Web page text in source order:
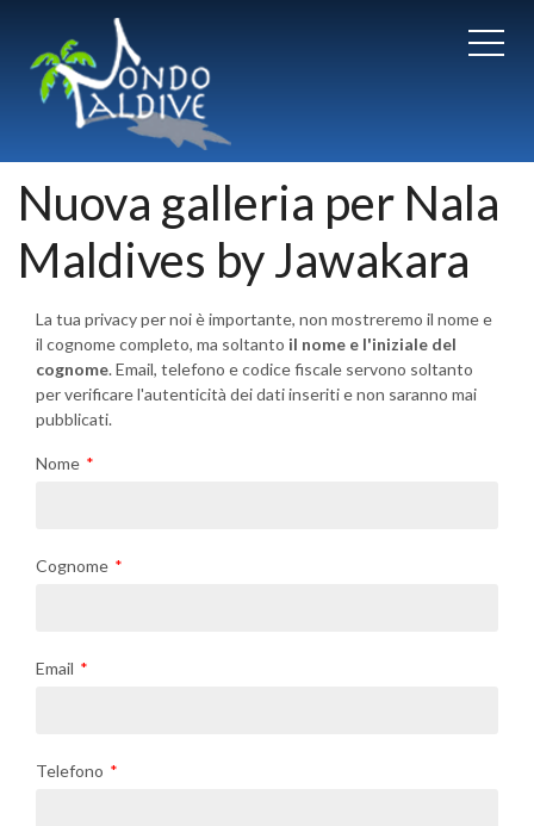
Nuova galleria per Nala
Maldives by Jawakara
La tua privacy per noi è importante, non mostreremo il nome e
il cognome completo, ma soltanto il nome e l'iniziale del
cognome. Email, telefono e codice fiscale servono soltanto
per verificare l'autenticità dei dati inseriti e non saranno mai
pubblicati.
Nome
Cognome
Email
Telefono